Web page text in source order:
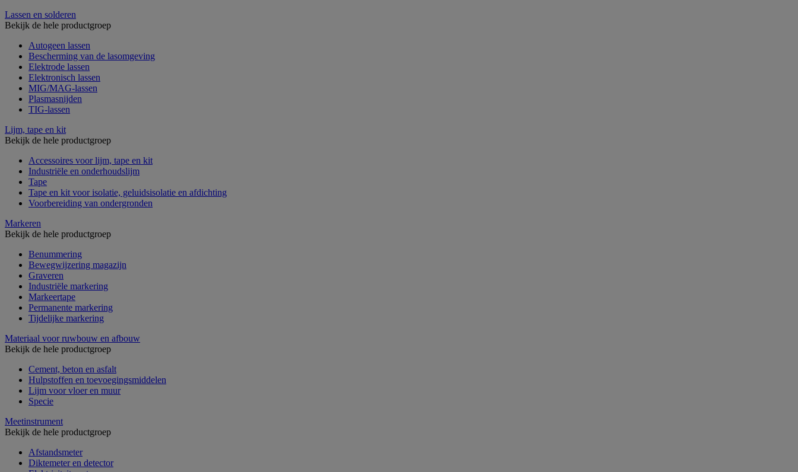
Lassen en solderen
Bekijk de hele productgroep
Autogeen lassen
Bescherming van de lasomgeving
Elektrode lassen
Elektronisch lassen
MIG/MAG-lassen
Plasmasnijden
TIG-lassen
Lijm, tape en kit
Bekijk de hele productgroep
Accessoires voor lijm, tape en kit
Industriële en onderhoudslijm
Tape
Tape en kit voor isolatie, geluidsisolatie en afdichting
Voorbereiding van ondergronden
Markeren
Bekijk de hele productgroep
Benummering
Bewegwijzering magazijn
Graveren
Industriële markering
Markeertape
Permanente markering
Tijdelijke markering
Materiaal voor ruwbouw en afbouw
Bekijk de hele productgroep
Cement, beton en asfalt
Hulpstoffen en toevoegingsmiddelen
Lijm voor vloer en muur
Specie
Meetinstrument
Bekijk de hele productgroep
Afstandsmeter
Diktemeter en detector